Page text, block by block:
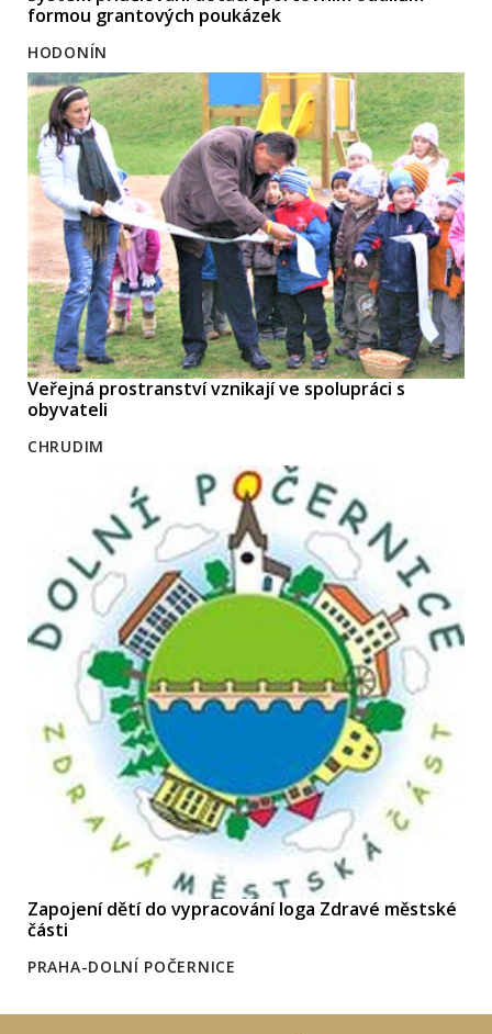
formou grantových poukázek
HODONÍN
Veřejná prostranství vznikají ve spolupráci s
obyvateli
CHRUDIM
Zapojení dětí do vypracování loga Zdravé městské
části
PRAHA-DOLNÍ POČERNICE